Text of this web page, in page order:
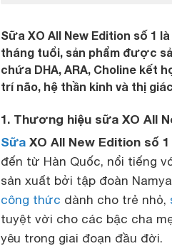
Sữa XO All New Edition số 1
tháng tuổi, sản phẩm được
chứa DHA, ARA, Choline kết
trí não, hệ thần kinh và thị
1. Thương hiệu sữa XO All
Sữa XO All New Edition số 1
đến từ Hàn Quốc, nổi tiếng
sản xuất bởi tập đoàn
công thức dành cho trẻ nhỏ,
tuyệt vời cho các bậc cha
yêu trong giai đoạn đầu đời.